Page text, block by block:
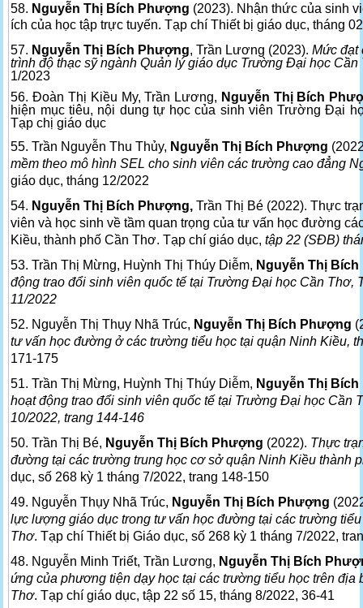
58. Nguyễn Thị Bích Phượng (2023). Nhận thức của sinh
ích của học tập trực tuyến. Tạp chí Thiết bị giáo dục, tháng
57. Nguyễn Thị Bích Phượng, Trần Lương (2023).Mức đạt
trình độ thạc sỹ ngành Quản lý giáo dục Trường Đại học Cần
1/2023
56. Đoàn Thị Kiều My, Trần Lương, Nguyễn Thị Bích
hiện mục tiêu, nội dung tự học của sinh viên Trường Đại
Tạp chị giáo dục
55. Trần Nguyễn Thu Thủy, Nguyễn Thị Bích Phượng
mềm theo mô hình SEL cho sinh viên các trường cao đẳng
giáo dục, tháng 12/2022
54. Nguyễn Thị Bích Phượng, Trần Thị Bé (2022). Thực
viên và học sinh về tầm quan trọng của tư vấn học đường
Kiều, thành phố Cần Thơ. Tạp chí giáo dục, tập 22 (SĐB)
53. Trần Thị Mừng, Huỳnh Thị Thúy Diễm, Nguyễn Thị
động trao đổi sinh viên quốc tế tại Trường Đại học Cần Thơ,
11/2022
52. Nguyễn Thị Thụy Nhã Trúc, Nguyễn Thị Bích Phượng
tư vấn học đường ở các trường tiểu học tại quận Ninh Kiều,
171-175
51. Trần Thị Mừng, Huỳnh Thị Thúy Diễm, Nguyễn Thị
hoạt động trao đổi sinh viên quốc tế tại Trường Đại học Cần
10/2022, trang 144-146
50. Trần Thị Bé, Nguyễn Thị Bích Phượng (2022). Thực
đường tại các trường trung học cơ sở quận Ninh Kiều thành
dục, số 268 kỳ 1 tháng 7/2022, trang 148-150
49. Nguyễn Thụy Nhã Trúc, Nguyễn Thị Bích Phượng
lực lượng giáo dục trong tư vấn học đường tại các trường
Thơ. Tạp chí Thiết bị Giáo dục, số 268 kỳ 1 tháng 7/2022,
48. Nguyễn Minh Triết, Trần Lương, Nguyễn Thị Bích
ứng của phương tiện dạy học tại các trường tiểu học trên địa
Thơ. Tạp chí giáo dục, tập 22 số 15, tháng 8/2022, 36-41